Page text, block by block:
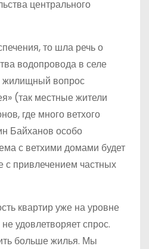
центрального
то шла речь о
водопровода в селе
вопрос
(так местные жители
где много ветхого
Байханов особо
с ветхими домами будет
привлечением частных
квартир уже на уровне
удовлетворяет спрос.
больше жилья. Мы